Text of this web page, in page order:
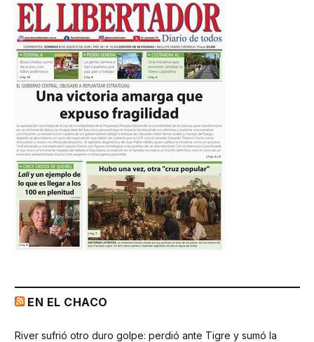
EN EL CHACO
River sufrió otro duro golpe: perdió ante Tigre y sumó la